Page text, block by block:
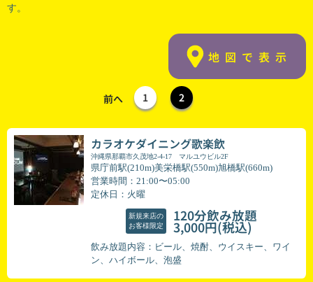
す。
地図で表示
前へ 1 2
カラオケダイニング歌楽飲
沖縄県那覇市久茂地2-4-17 マルユウビル2F
県庁前駅(210m)美栄橋駅(550m)旭橋駅(660m)
営業時間：21:00〜05:00
定休日：火曜
新規来店の
お客様限定
120分飲み放題
3,000円(税込)
飲み放題内容：ビール、焼酎、ウイスキー、ワイ
ン、ハイボール、泡盛